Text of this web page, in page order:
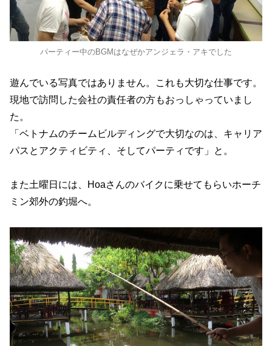
パーティー中のBGMはなぜかアンジェラ・アキでした
遊んでいる写真ではありません。これも大切な仕事です。
現地で訪問した会社の責任者の方もおっしゃっていまし
た。
「ベトナムのチームビルディングで大切なのは、キャリア
パスとアクティビティ、そしてパーティです」と。
また土曜日には、Hoaさんのバイクに乗せてもらいホーチ
ミン郊外の釣堀へ。